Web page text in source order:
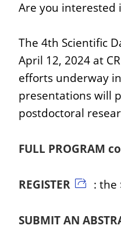
Are you interested
The 4th Scientific
April 12, 2024 at
efforts underway
presentations will
postdoctoral
FULL PROGRAM
REGISTER : the
SUBMIT AN